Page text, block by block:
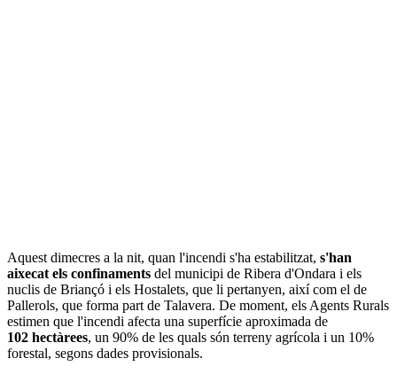
Aquest dimecres a la nit, quan l'incendi s'ha estabilitzat, s'han
aixecat els confinaments del municipi de Ribera d'Ondara i els
nuclis de Briançó i els Hostalets, que li pertanyen, així com el de
Pallerols, que forma part de Talavera. De moment, els Agents Rurals
estimen que l'incendi afecta una superfície aproximada de
102 hectàrees, un 90% de les quals són terreny agrícola i un 10%
forestal, segons dades provisionals.